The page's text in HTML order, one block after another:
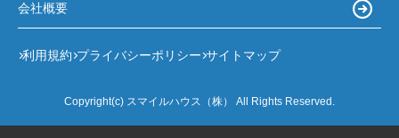
会社概要
利用規約 プライバシーポリシー サイトマップ
Copyright(c) スマイルハウス（株） All Rights Reserved.